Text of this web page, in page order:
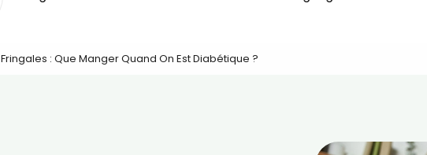
Fringales : Que Manger Quand On Est Diabétique ?